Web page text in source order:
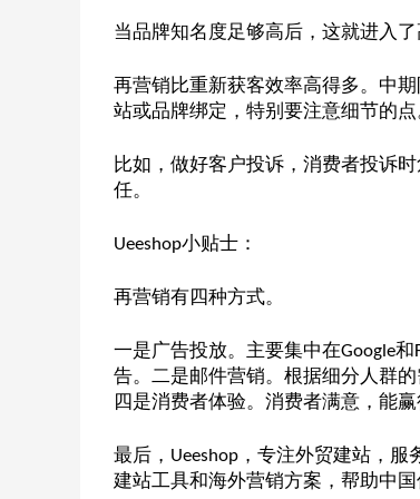
当品牌知名度足够高后，这就进入
再营销比重新获客效率高得多。中
站或品牌绑定，特别要注意细节的点
比如，做好客户投诉，消费者投诉
任。
Ueeshop小贴士：
再营销有四种方式。
一是广告投放。主要集中在Google和
告。二是邮件营销。根据细分人群
四是消费者体验。消费者满意，能赢
最后， Ueeshop ，专注外贸建站，服
建站工具和海外营销方案，帮助中